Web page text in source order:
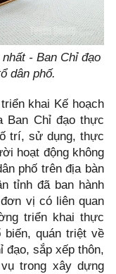
- Ban Chỉ đạo
dân phố.
khai Kế hoạch
Ban Chỉ đạo thực
trí, sử dụng, thực
hoạt động không
phố trên địa bàn
tỉnh đã ban hành
vị có liên quan
triển khai thực
quán triệt về
đạo, sắp xếp thôn,
trong xây dựng